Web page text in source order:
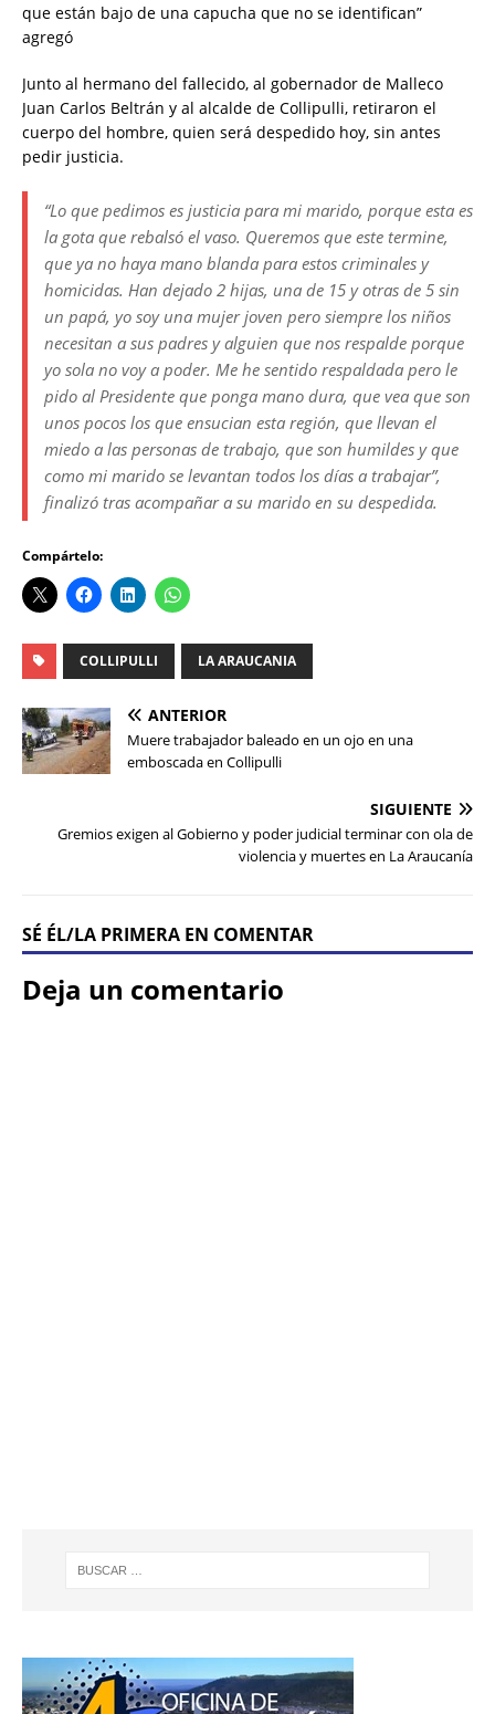
que están bajo de una capucha que no se identifican”
agregó
Junto al hermano del fallecido, al gobernador de Malleco
Juan Carlos Beltrán y al alcalde de Collipulli, retiraron el
cuerpo del hombre, quien será despedido hoy, sin antes
pedir justicia.
“Lo que pedimos es justicia para mi marido, porque esta es
la gota que rebalsó el vaso. Queremos que este termine,
que ya no haya mano blanda para estos criminales y
homicidas. Han dejado 2 hijas, una de 15 y otras de 5 sin
un papá, yo soy una mujer joven pero siempre los niños
necesitan a sus padres y alguien que nos respalde porque
yo sola no voy a poder. Me he sentido respaldada pero le
pido al Presidente que ponga mano dura, que vea que son
unos pocos los que ensucian esta región, que llevan el
miedo a las personas de trabajo, que son humildes y que
como mi marido se levantan todos los días a trabajar”,
finalizó tras acompañar a su marido en su despedida.
Compártelo:
COLLIPULLI LA ARAUCANIA
ANTERIOR
Muere trabajador baleado en un ojo en una
emboscada en Collipulli
SIGUIENTE
Gremios exigen al Gobierno y poder judicial terminar con ola de
violencia y muertes en La Araucanía
SÉ ÉL/LA PRIMERA EN COMENTAR
Deja un comentario